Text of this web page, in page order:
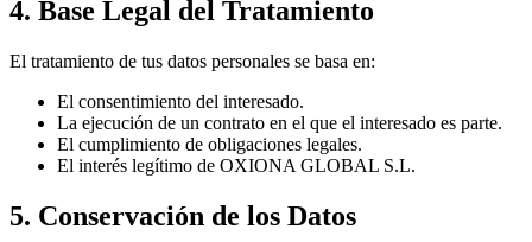
4. Base Legal del Tratamiento
El tratamiento de tus datos personales se basa en:
El consentimiento del interesado.
La ejecución de un contrato en el que el interesado es parte.
El cumplimiento de obligaciones legales.
El interés legítimo de OXIONA GLOBAL S.L.
5. Conservación de los Datos